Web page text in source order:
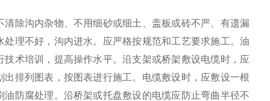
除沟内杂物、不用细砂或细土、盖板或砖不严、有遗漏
理不好，沟内进水。应严格按规范和工艺要求施工。油
术培训，提高操作水平。沿支架或桥架敷设电缆时，应
排列图表，按图表进行施工。电缆敷设时，应敷设一根
防腐处理。沿桥架或托盘敷设的电缆应防止弯曲半径不